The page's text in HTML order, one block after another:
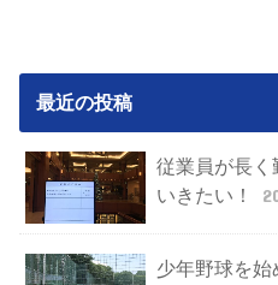
最近の投稿
従業員が長く
いきたい！
少年野球を始